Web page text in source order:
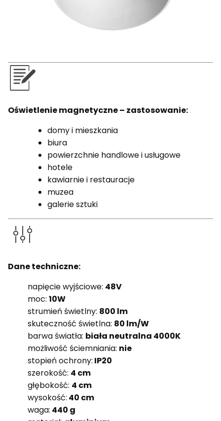
Oświetlenie magnetyczne – zastosowanie:
domy i mieszkania
biura
powierzchnie handlowe i usługowe
hotele
kawiarnie i restauracje
muzea
galerie sztuki
Dane techniczne:
napięcie wyjściowe: 48V
moc: 10W
strumień świetlny: 800 lm
skuteczność świetlna: 80 lm/W
barwa światła: biała neutralna 4000K
możliwość ściemniania: nie
stopień ochrony: IP20
szerokość: 4 cm
głębokość: 4 cm
wysokość: 40 cm
waga: 440 g